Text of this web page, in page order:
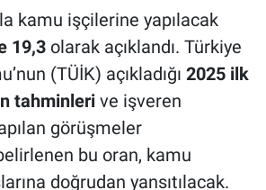
kamu işçilerine yapılacak
19,3olarak açıklandı. Türkiye
(TÜİK) açıkladığı 2025 ilk
tahminlerive işveren
görüşmeler
bu oran, kamu
doğrudan yansıtılacak.